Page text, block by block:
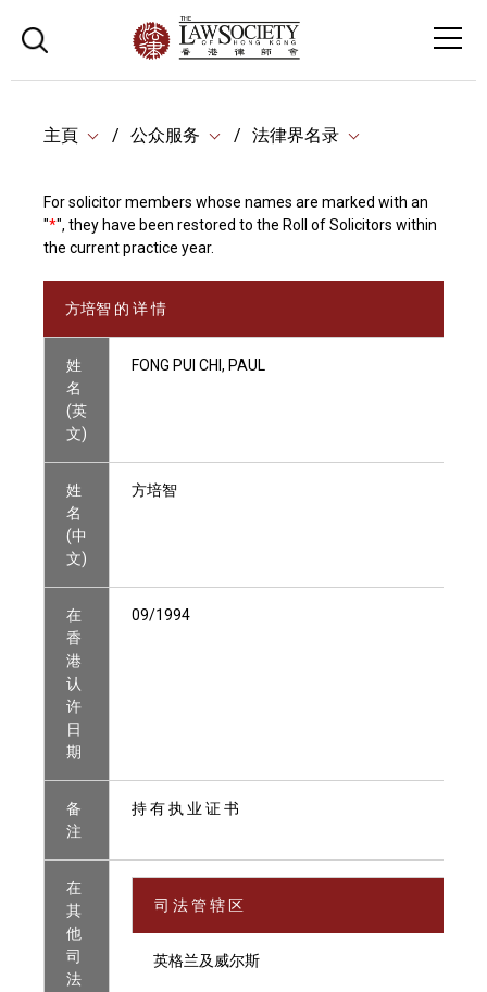
主頁 公众服务 法律界名录
For solicitor members whose names are marked with an
"*", they have been restored to the Roll of Solicitors within
the current practice year.
方培智 的 详 情
姓
名
(英
文)
FONG PUI CHI, PAUL
姓
名
(中
文)
方培智
在
香
港
认
许
日
期
09/1994
备
注
持 有 执 业 证 书
在
其
他
司
法
司 法 管 辖 区
英格兰及威尔斯